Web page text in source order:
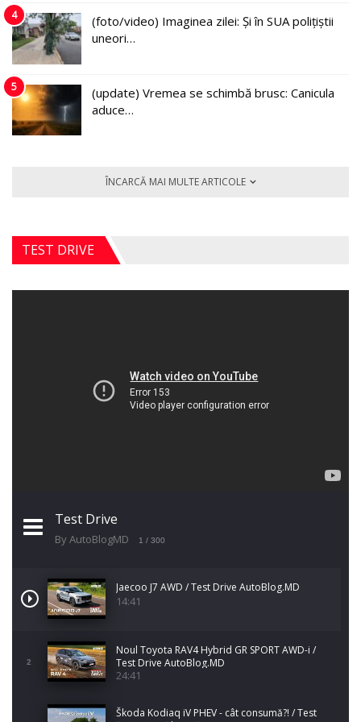
4
(foto/video) Imaginea zilei: Și în SUA polițiștii
uneori…
5
(update) Vremea se schimbă brusc: Canicula
aduce…
ÎNCARCĂ MAI MULTE ARTICOLE
TEST DRIVE
Test Drive
By AutoBlogMD 1 / 300
Jaecoo J7 AWD / Test Drive AutoBlog.MD
14:41
2
Noul Toyota RAV4 Hybrid GR SPORT AWD-i /
Test Drive AutoBlog.MD
24:41
Škoda Kodiaq iV PHEV - cât consumă?! / Test